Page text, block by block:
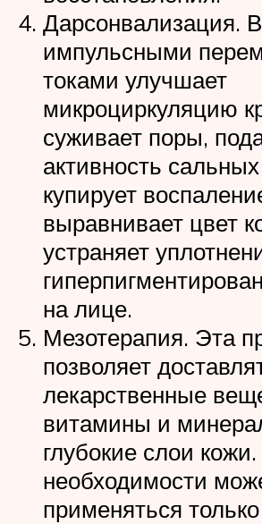
Дарсонвализация.
импульсными
токами улучшает
микроциркуляцию
суживает поры,
активность
купирует
выравнивает цвет
устраняет
на лице.
Мезотерапия. Эта
позволяет
лекарственные
витамины и
глубокие слои
необходимости
применяться